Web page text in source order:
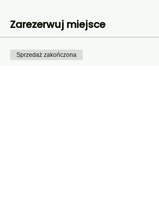
Zarezerwuj miejsce
Sprzedaż zakończona